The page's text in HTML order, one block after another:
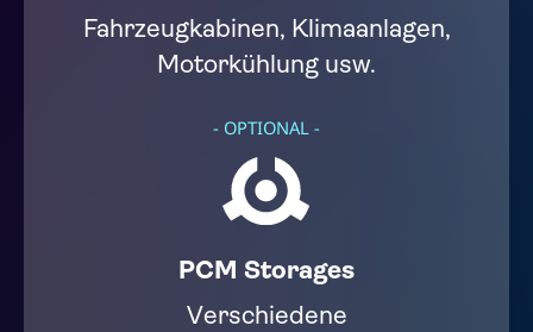
Fahrzeugkabinen, Klimaanlagen,
Motorkühlung usw.
- OPTIONAL -
PCM Storages​​
Verschiedene